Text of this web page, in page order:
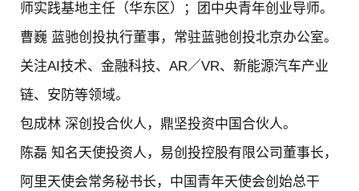
师实践基地主任（华东区）；团中央青年创业导师。
曹巍 蓝驰创投执行董事，常驻蓝驰创投北京办公室。
关注AI技术、金融科技、AR／VR、新能源汽车产业
链、安防等领域。
包成林 深创投合伙人，鼎坚投资中国合伙人。
陈磊 知名天使投资人，易创投控股有限公司董事长，
阿里天使会常务秘书长，中国青年天使会创始总干